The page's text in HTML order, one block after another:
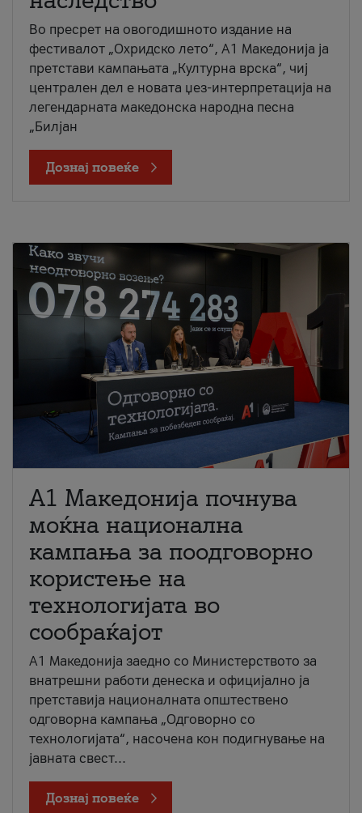
Во пресрет на овогодишното издание на
фестивалот „Охридско лето“, А1 Македонија ја
претстави кампањата „Културна врска“, чиј
централен дел е новата џез-интерпретација на
легендарната македонска народна песна
„Билјан
Дознај повеќе
A1 Македонија почнува
моќна национална
кампања за поодговорно
користење на
технологијата во
сообраќајот
A1 Македонија заедно со Министерството за
внатрешни работи денеска и официјално ја
претставија националната општествено
одговорна кампања „Одговорно со
технологијата“, насочена кон подигнување на
јавната свест...
Дознај повеќе